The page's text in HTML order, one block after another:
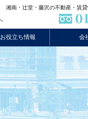
湘南・辻堂・藤沢の不動産・賃
役立ち情報 会